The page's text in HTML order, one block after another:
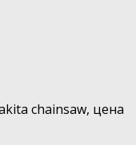
chainsaw, цена